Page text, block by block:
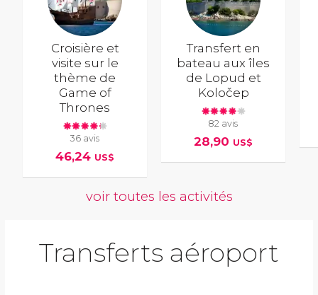
Croisière et
visite sur le
thème de
Game of
Thrones
36 avis
46,24 US$
Transfert en
bateau aux îles
de Lopud et
Koločep
82 avis
28,90 US$
voir toutes les activités
Transferts aéroport